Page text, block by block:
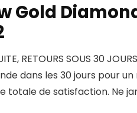
Gold
RETOURS SOUS 30
dans les 30 jours pour
totale de satisfaction. Ne